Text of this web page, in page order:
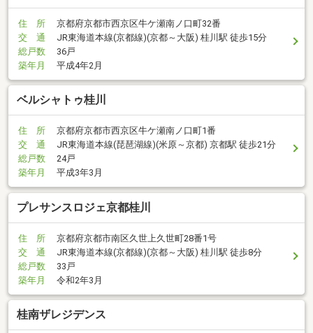
住 所
京都府京都市西京区牛ケ瀬南ノ口町32番
交 通
JR東海道本線(京都線)(京都～大阪) 桂川駅 徒歩15分
総戸数
36戸
築年月
平成4年2月
ベルシャトゥ桂川
住 所
京都府京都市西京区牛ケ瀬南ノ口町1番
交 通
JR東海道本線(琵琶湖線)(米原～京都) 京都駅 徒歩21分
総戸数
24戸
築年月
平成3年3月
プレサンスロジェ京都桂川
住 所
京都府京都市南区久世上久世町28番1号
交 通
JR東海道本線(京都線)(京都～大阪) 桂川駅 徒歩8分
総戸数
33戸
築年月
令和2年3月
桂南ザレジデンス